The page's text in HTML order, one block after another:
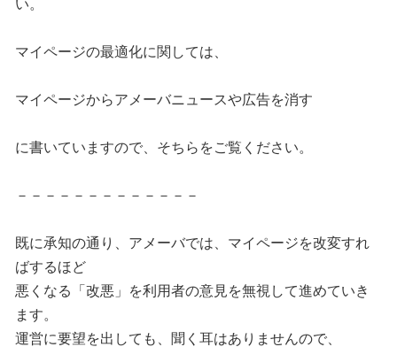
い。
マイページの最適化に関しては、
マイページからアメーバニュースや広告を消す
に書いていますので、そちらをご覧ください。
－－－－－－－－－－－－－
既に承知の通り、アメーバでは、マイページを改変すれ
ばするほど
悪くなる「改悪」を利用者の意見を無視して進めていき
ます。
運営に要望を出しても、聞く耳はありませんので、